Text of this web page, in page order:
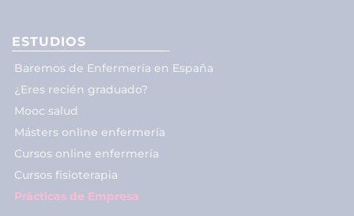
ESTUDIOS
Baremos de Enfermería en España
¿Eres recién graduado?
Mooc salud
Másters online enfermería
Cursos online enfermería
Cursos fisioterapia
Prácticas de Empresa